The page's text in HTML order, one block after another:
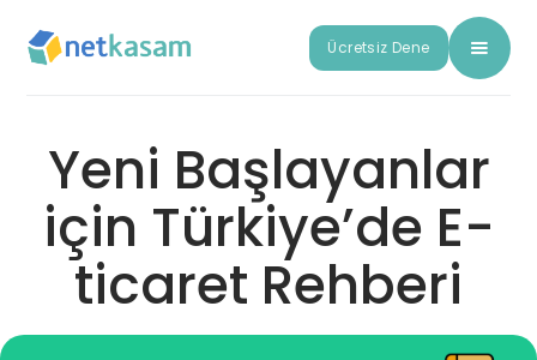
Ücretsiz Dene
Yeni Başlayanlar
için Türkiye’de E-
ticaret Rehberi